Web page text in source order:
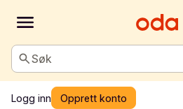
Søk
Logg inn Opprett konto